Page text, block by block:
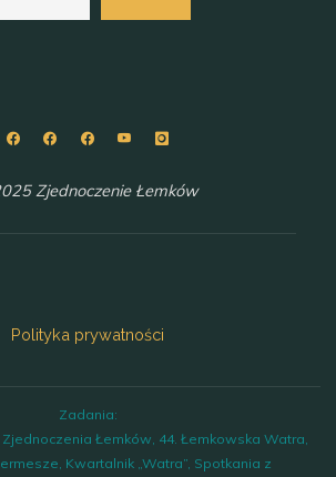
Zjednoczenie Łemków
Polityka prywatności
Zadania:
Zjednoczenia Łemków, 44. Łemkowska Watra,
Kwartalnik „Watra”, Spotkania z